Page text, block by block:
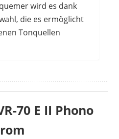
wird es dank
die es ermöglicht
Tonquellen
70 E II Phono